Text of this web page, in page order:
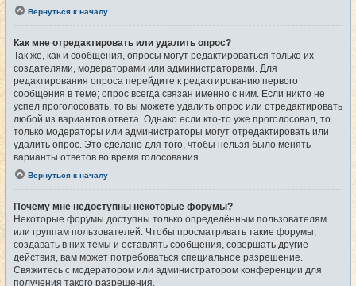
Вернуться к началу
Как мне отредактировать или удалить опрос?
Так же, как и сообщения, опросы могут редактироваться только их
создателями, модераторами или администраторами. Для
редактирования опроса перейдите к редактированию первого
сообщения в теме; опрос всегда связан именно с ним. Если никто не
успел проголосовать, то вы можете удалить опрос или отредактировать
любой из вариантов ответа. Однако если кто-то уже проголосовал, то
только модераторы или администраторы могут отредактировать или
удалить опрос. Это сделано для того, чтобы нельзя было менять
варианты ответов во время голосования.
Вернуться к началу
Почему мне недоступны некоторые форумы?
Некоторые форумы доступны только определённым пользователям
или группам пользователей. Чтобы просматривать такие форумы,
создавать в них темы и оставлять сообщения, совершать другие
действия, вам может потребоваться специальное разрешение.
Свяжитесь с модератором или администратором конференции для
получения такого разрешения.